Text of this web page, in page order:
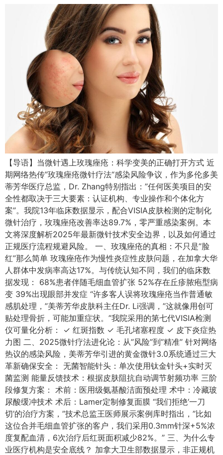
【导语】当微针遇上玫瑰痤疮：科学变美的正确打开方式 近
期网络热传”玫瑰痤疮微针疗法“感染风险争议，作为多伦多美
蒂芳华医疗总监，Dr. Zhang特别指出：”任何医美项目的安
全性都取决于三大要素：认证机构、专业操作和个体化方
案”。我院13年临床数据显示，配合VISIA皮肤检测的定制化
微针治疗，玫瑰痤疮改善率达89.7%，零严重感染案例。本
文将深度解析2025年最新微针技术安全边界，以及如何通过
正规医疗流程规避风险。 一、玫瑰痤疮的真相：不只是”脸
红”那么简单 玫瑰痤疮作为慢性炎症性皮肤问题，在加拿大华
人群体中发病率高达17%。与传统认知不同，我们的临床数
据发现： 68%患者伴随毛细血管扩张 52%存在丘疹脓疱型病
变 39%出现眼部并发症 “许多客人误将玫瑰痤疮当作普通敏
感肌处理，”美蒂芳华皮肤科主任Dr. Li强调，”这就像用创可
贴处理骨折，可能加重症状。”我院采用的第七代VISIA检测
仪可量化分析： ✓ 红斑指数 ✓ 毛孔堵塞程度 ✓ 皮下炎症热
力图 二、2025微针疗法进化论：从”风险”到”精准” 针对网络
热议的感染风险，美蒂芳华引进的黄金微针3.0系统通过三大
革新确保安全： 无菌智能针头：单次使用钛金针头+实时灭
菌监测 能量反馈技术：根据皮肤阻抗自动调节射频功率 三阶
段修复方案： 术前：医用级氨基酸洁面预处理 术中：冷藏玻
尿酸缓冲技术 术后：Lamer定制修复面膜 “我们拒绝‘一刀
切’的治疗方案，”技术总监王医师展示案例库时指出，”比如
这位合并毛细血管扩张的客户，我们采用0.3mm针深+5%浓
度复配血清，6次治疗后红斑面积减少82%。” 三、为什么专
业医疗机构是安全底线？ 加拿大卫生部数据显示，非正规机